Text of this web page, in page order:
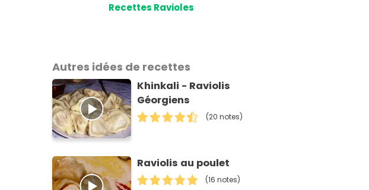
Recettes Ravioles
Autres idées de recettes
Khinkali - Raviolis
Géorgiens
(20 notes)
Raviolis au poulet
(16 notes)